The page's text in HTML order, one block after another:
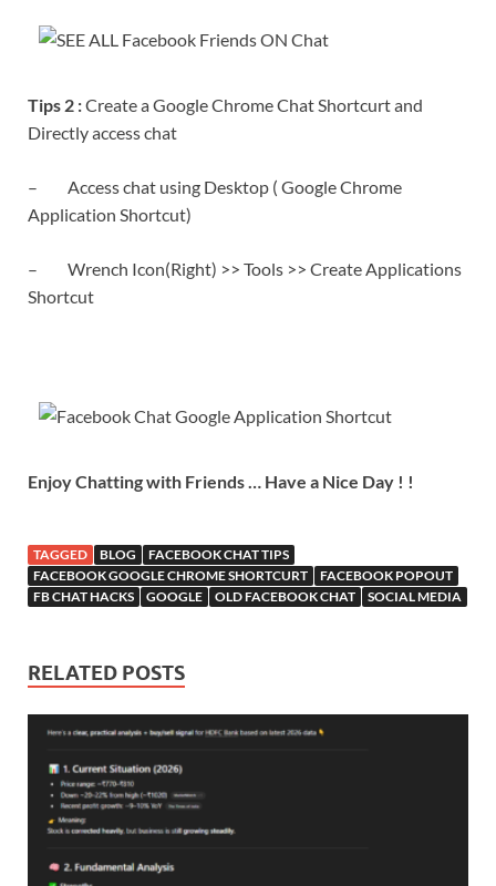
Tips 2 :Create a Google Chrome Chat Shortcurt and
Directly access chat
– Access chat using Desktop ( Google Chrome
Application Shortcut)
– Wrench Icon(Right) >> Tools >> Create Applications
Shortcut
Enjoy Chatting with Friends … Have a Nice Day ! !
TAGGED BLOG
FACEBOOK CHAT TIPS
FACEBOOK GOOGLE CHROME SHORTCURT
FACEBOOK POPOUT
FB CHAT HACKS
GOOGLE OLD FACEBOOK CHAT SOCIAL MEDIA
RELATED POSTS